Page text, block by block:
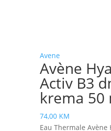
Avene
Avène
Activ B3
krema 50
74,00 KM
Eau Thermale Avène